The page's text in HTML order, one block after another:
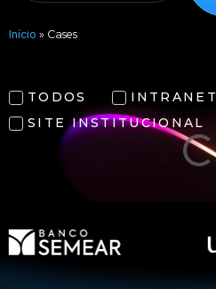
Início » Cases
TODOS INTRANET
SITE INSTITUCIONAL